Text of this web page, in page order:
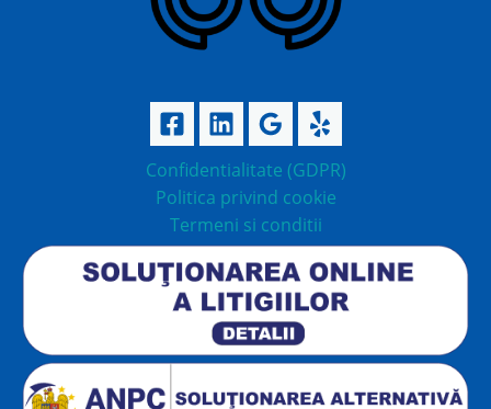
Confidentialitate (GDPR)
Politica privind cookie
Termeni si conditii